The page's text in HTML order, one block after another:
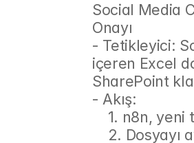
Social Media
Onayı
- Tetikleyici:
içeren Excel
SharePoint
- Akış:
1. n8n,